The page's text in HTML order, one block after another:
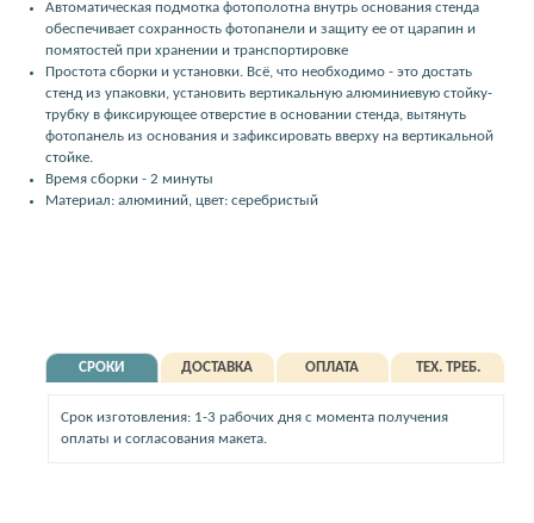
Автоматическая подмотка фотополотна внутрь основания стенда
обеспечивает сохранность фотопанели и защиту ее от царапин и
помятостей при хранении и транспортировке
Простота сборки и установки. Всё, что необходимо - это достать
стенд из упаковки, установить вертикальную алюминиевую стойку-
трубку в фиксирующее отверстие в основании стенда, вытянуть
фотопанель из основания и зафиксировать вверху на вертикальной
стойке.
Время сборки - 2 минуты
Материал: алюминий, цвет: серебристый
СРОКИ ДОСТАВКА ОПЛАТА ТЕХ. ТРЕБ.
Срок изготовления: 1-3 рабочих дня с момента получения
оплаты и согласования макета.